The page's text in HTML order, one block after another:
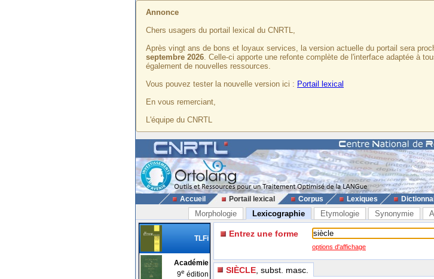
Annonce
Chers usagers du portail lexical du CNRTL,
Après vingt ans de bons et loyaux services, la version actuelle du portail sera
septembre 2026. Celle-ci apporte une refonte complète de l'interface adaptée à
également de nouvelles ressources.
Vous pouvez tester la nouvelle version ici : Portail lexical
En vous remerciant,
L'équipe du CNRTL
Accueil Portail lexical Corpus Lexiques
Morphologie Lexicographie Etymologie Synonymie
TLFi
Académie
9e édition
Entrez une forme
options d'affichage
SIÈCLE , subst. masc.